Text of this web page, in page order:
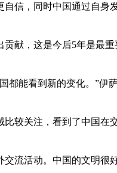
信，同时中国通过自身
献，这是今后5年是最重
能看到新的变化。”伊
较关注，看到了中国在
流活动。中国的文明很